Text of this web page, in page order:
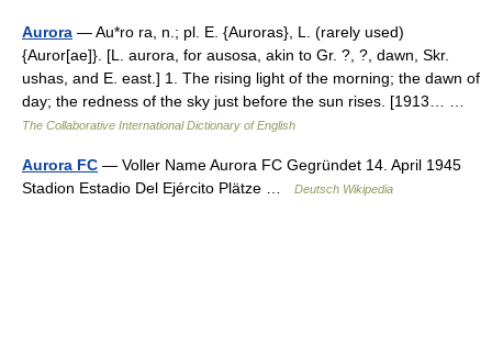
Aurora — Au*ro ra, n.; pl. E. {Auroras}, L. (rarely used)
{Auror[ae]}. [L. aurora, for ausosa, akin to Gr. ?, ?, dawn, Skr.
ushas, and E. east.] 1. The rising light of the morning; the dawn of
day; the redness of the sky just before the sun rises. [1913… …
The Collaborative International Dictionary of English
Aurora FC — Voller Name Aurora FC Gegründet 14. April 1945
Stadion Estadio Del Ejército Plätze …
Deutsch Wikipedia